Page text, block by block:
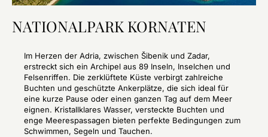
NATIONALPARK KORNATEN
Im Herzen der Adria, zwischen Šibenik und Zadar,
erstreckt sich ein Archipel aus 89 Inseln, Inselchen und
Felsenriffen. Die zerklüftete Küste verbirgt zahlreiche
Buchten und geschützte Ankerplätze, die sich ideal für
eine kurze Pause oder einen ganzen Tag auf dem Meer
eignen. Kristallklares Wasser, versteckte Buchten und
enge Meerespassagen bieten perfekte Bedingungen zum
Schwimmen, Segeln und Tauchen.